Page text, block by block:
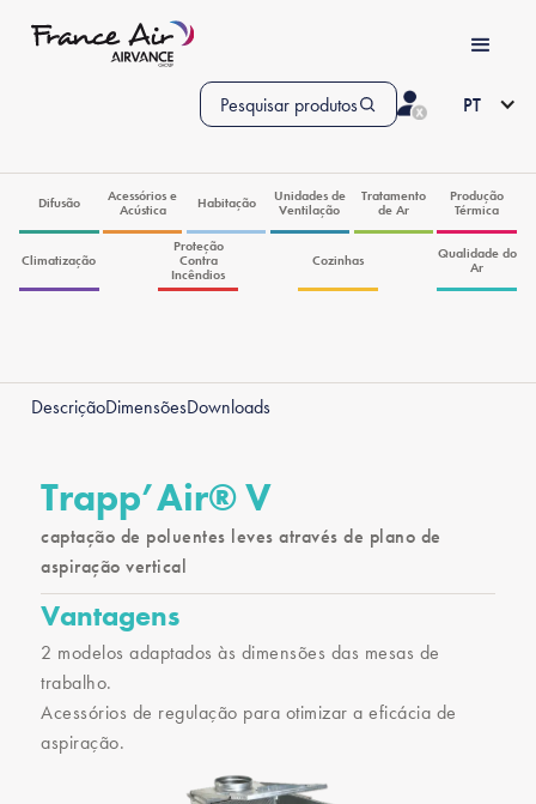
Pesquisar produtos PT
Difusão
Acessórios e
Acústica
Habitação
Unidades de
Ventilação
Tratamento
de Ar
Produção
Térmica
Climatização
Proteção
Contra
Incêndios
Cozinhas
Qualidade do
Ar
DescriçãoDimensõesDownloads
Trapp’Air® V
captação de poluentes leves através de plano de
aspiração vertical
Vantagens
2 modelos adaptados às dimensões das mesas de
trabalho.
Acessórios de regulação para otimizar a eficácia de
aspiração.